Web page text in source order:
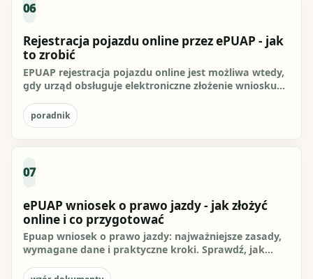
06
Rejestracja pojazdu online przez ePUAP - jak
to zrobić
EPUAP rejestracja pojazdu online jest możliwa wtedy,
gdy urząd obsługuje elektroniczne złożenie wniosku
poradnik
07
ePUAP wniosek o prawo jazdy - jak złożyć
online i co przygotować
Epuap wniosek o prawo jazdy: najważniejsze zasady,
wymagane dane i praktyczne kroki. Sprawdź, jak